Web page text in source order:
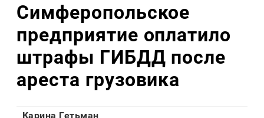
Симферопольское
предприятие оплатило
штрафы ГИБДД после
ареста грузовика
Карина Гетьман